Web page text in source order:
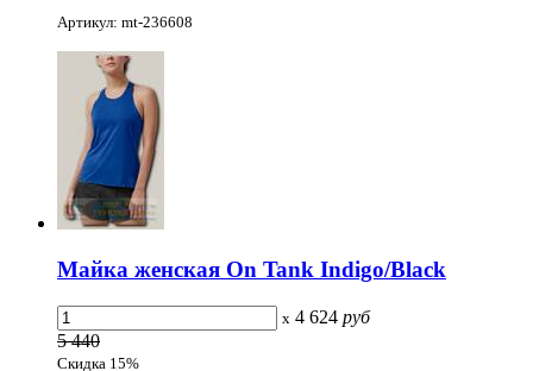
Артикул: mt-236608
Майка женская On Tank Indigo/Black
x 4 624 руб
5 440
Скидка 15%